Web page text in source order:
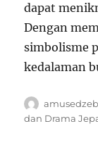
dapat
Dengan
simbolisme
kedalaman
Author
dan Drama